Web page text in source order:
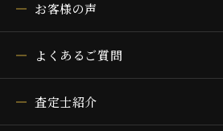
お客様の声
よくあるご質問
査定士紹介